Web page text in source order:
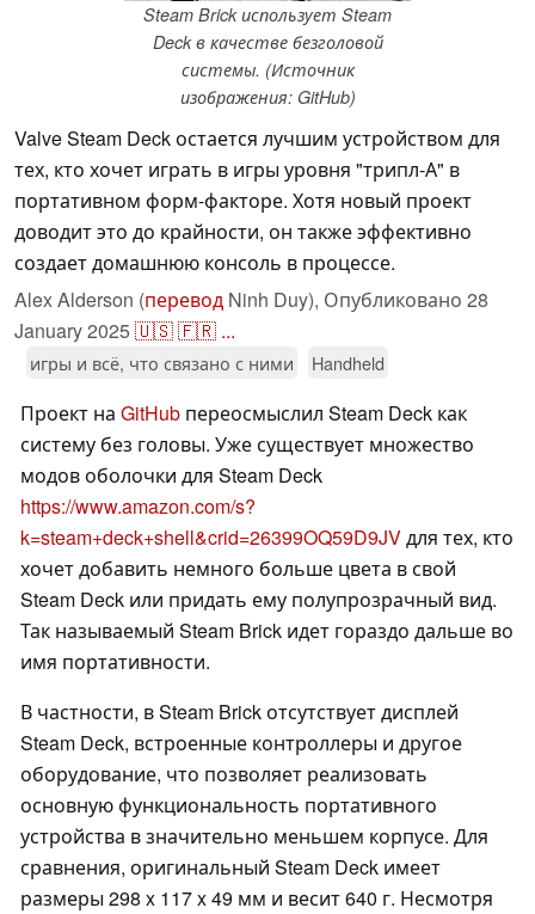
Steam Brick использует Steam
Deck в качестве безголовой
системы. (Источник
изображения: GitHub)
Valve Steam Deck остается лучшим устройством для
тех, кто хочет играть в игры уровня "трипл-А" в
портативном форм-факторе. Хотя новый проект
доводит это до крайности, он также эффективно
создает домашнюю консоль в процессе.
Alex Alderson (перевод Ninh Duy), Опубликовано 28
January 2025🇺🇸🇫🇷 ...
игры и всё, что связано с ними Handheld
Проект на GitHub переосмыслил Steam Deck как
систему без головы. Уже существует множество
модов оболочки для Steam Deck
https://www.amazon.com/s?
k=steam+deck+shell&crid=26399OQ59D9JVдля тех, кто
хочет добавить немного больше цвета в свой
Steam Deck или придать ему полупрозрачный вид.
Так называемый Steam Brick идет гораздо дальше во
имя портативности.
В частности, в Steam Brick отсутствует дисплей
Steam Deck, встроенные контроллеры и другое
оборудование, что позволяет реализовать
основную функциональность портативного
устройства в значительно меньшем корпусе. Для
сравнения, оригинальный Steam Deck имеет
размеры 298 x 117 x 49 мм и весит 640 г. Несмотря